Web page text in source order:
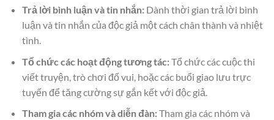
Trả lời bình luận và tin nhắn:Dành thời gian trả lời bình
luận và tin nhắn của độc giả một cách chân thành và nhiệt
tình.
Tổ chức các hoạt động tương tác:Tổ chức các cuộc thi
viết truyện, trò chơi đố vui, hoặc các buổi giao lưu trực
tuyến để tăng cường sự gắn kết với độc giả.
Tham gia các nhóm và diễn đàn:Tham gia các nhóm và